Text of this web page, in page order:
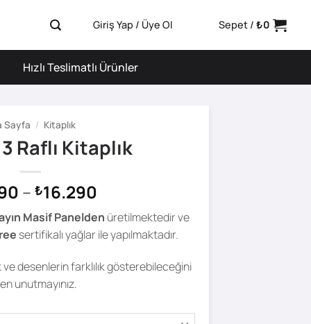
Giriş Yap / Üye Ol Sepet / ₺0
Hızlı Teslimatlı Ürünler
Sayfa / Kitaplık
Raflı Kitaplık
– ₺16.290Fiyat
aralığı:
₺9.490
-
₺16.290
Masif Panelden üretilmektedir ve
sertifikalı yağlar ile yapılmaktadır.
ve desenlerin farklılık gösterebileceğini
unutmayınız.